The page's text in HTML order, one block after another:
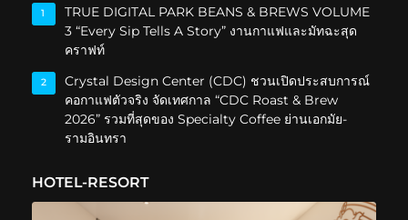
1
TRUE DIGITAL PARK BEANS & BREWS VOLUME
3 “Every Sip Tells A Story” งานกาแฟและมัทฉะสุด
คราฟท์
2
Crystal Design Center (CDC) ชวนเปิดประสบการณ์
คอกาแฟตัวจริง จัดเทศกาล “CDC Roast & Brew
2026” รวมที่สุดของ Specialty Coffee ย่านเอกมัย-
รามอินทรา
HOTEL-RESORT